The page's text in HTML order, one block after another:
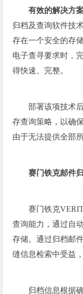
有效的解决方
归档及查询软件技
存在一个安全的存
电子查寻要求时，
得快速、完整。
部署该项技术
存查询策略，以确
由于无法提供全部
赛门铁克邮件
赛门铁克
查询能力，通过自
存储。通过归档邮
缝信息检索中受益
归档信息根据